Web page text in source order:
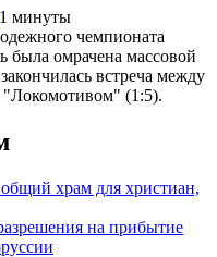
1 минуты
чемпионата
была омрачена массовой
встреча между
(1:5).
храм для христиан,
на прибытие